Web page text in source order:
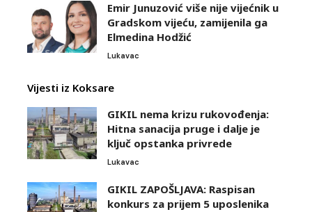
Emir Junuzović više nije vijećnik u
Gradskom vijeću, zamijenila ga
Elmedina Hodžić
Lukavac
Vijesti iz Koksare
GIKIL nema krizu rukovođenja:
Hitna sanacija pruge i dalje je
ključ opstanka privrede
Lukavac
GIKIL ZAPOŠLJAVA: Raspisan
konkurs za prijem 5 uposlenika